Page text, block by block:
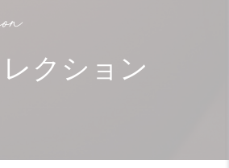
クション